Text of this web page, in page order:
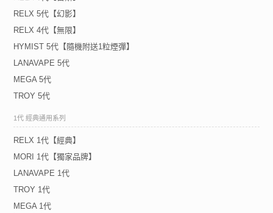
RELX 5代【幻影】
RELX 4代【無限】
HYMIST 5代【隨機附送1粒煙彈】
LANAVAPE 5代
MEGA 5代
TROY 5代
1代 經典通用系列
RELX 1代【經典】
MORI 1代【獨家品牌】
LANAVAPE 1代
TROY 1代
MEGA 1代